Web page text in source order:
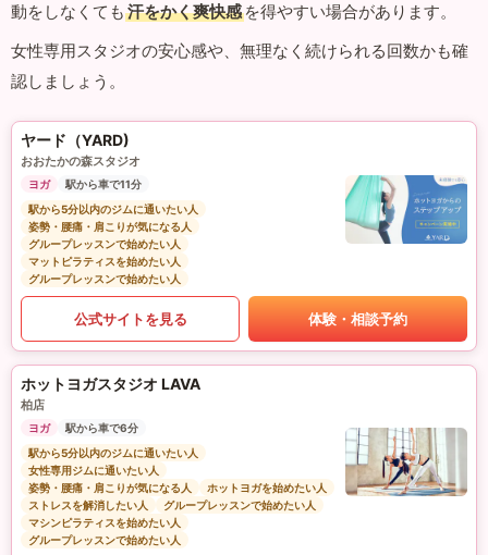
動をしなくても 汗をかく爽快感 を得やすい場合があります。
女性専用スタジオの安心感や、無理なく続けられる回数かも確
認しましょう。
ヤード（YARD)
おおたかの森スタジオ
ヨガ
駅から車で11分
駅から5分以内のジムに通いたい人
姿勢・腰痛・肩こりが気になる人
グループレッスンで始めたい人
マットピラティスを始めたい人
グループレッスンで始めたい人
公式サイトを見る 体験・相談予約
ホットヨガスタジオ LAVA
柏店
ヨガ
駅から車で6分
駅から5分以内のジムに通いたい人
女性専用ジムに通いたい人
姿勢・腰痛・肩こりが気になる人
ホットヨガを始めたい人
ストレスを解消したい人
グループレッスンで始めたい人
マシンピラティスを始めたい人
グループレッスンで始めたい人